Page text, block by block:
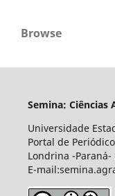
Browse
Semina: Ciências
Universidade
Portal de
Londrina -Paraná-
E-